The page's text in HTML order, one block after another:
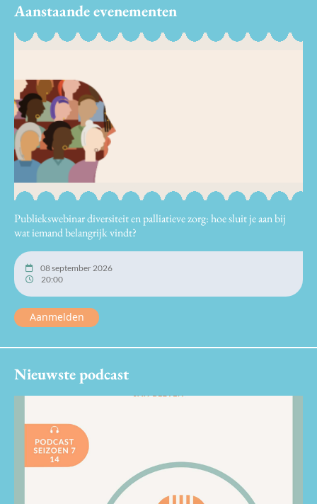
Aanstaande evenementen
Publiekswebinar diversiteit en palliatieve zorg: hoe sluit je aan bij
wat iemand belangrijk vindt?
08 september 2026
20:00
Aanmelden
Nieuwste podcast